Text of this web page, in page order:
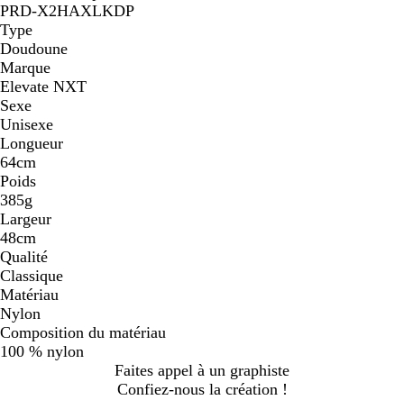
PRD-X2HAXLKDP
Type
Doudoune
Marque
Elevate NXT
Sexe
Unisexe
Longueur
64cm
Poids
385g
Largeur
48cm
Qualité
Classique
Matériau
Nylon
Composition du matériau
100 % nylon
Faites appel à un graphiste
Confiez-nous la création !